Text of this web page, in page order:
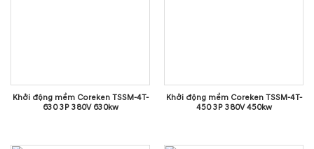
Khởi động mềm Coreken TSSM-4T-
630 3P 380V 630kw
Khởi động mềm Coreken TSSM-4T-
450 3P 380V 450kw